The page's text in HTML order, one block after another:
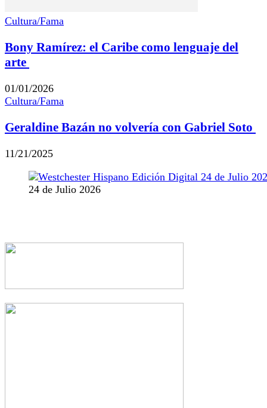
Cultura/Fama
Bony Ramírez: el Caribe como lenguaje del
arte
01/01/2026
Cultura/Fama
Geraldine Bazán no volvería con Gabriel Soto
11/21/2025
24 de Julio 2026